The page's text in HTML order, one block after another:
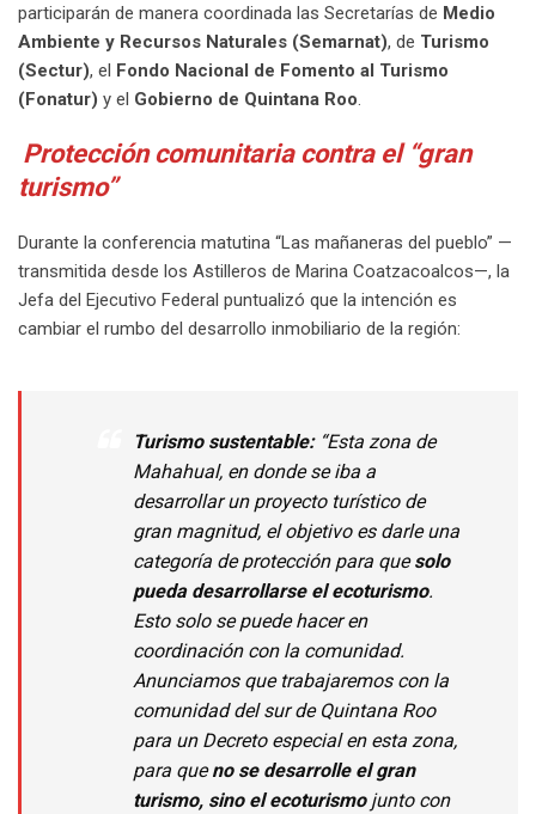
participarán de manera coordinada las Secretarías de Medio
Ambiente y Recursos Naturales (Semarnat), de Turismo
(Sectur), el Fondo Nacional de Fomento al Turismo
(Fonatur) y el Gobierno de Quintana Roo.
Protección comunitaria contra el “gran
turismo”
Durante la conferencia matutina “Las mañaneras del pueblo” —
transmitida desde los Astilleros de Marina Coatzacoalcos—, la
Jefa del Ejecutivo Federal puntualizó que la intención es
cambiar el rumbo del desarrollo inmobiliario de la región:
Turismo sustentable:“Esta zona de
Mahahual, en donde se iba a
desarrollar un proyecto turístico de
gran magnitud, el objetivo es darle una
categoría de protección para quesolo
pueda desarrollarse el ecoturismo.
Esto solo se puede hacer en
coordinación con la comunidad.
Anunciamos que trabajaremos con la
comunidad del sur de Quintana Roo
para un Decreto especial en esta zona,
para queno se desarrolle el gran
turismo, sino el ecoturismojunto con